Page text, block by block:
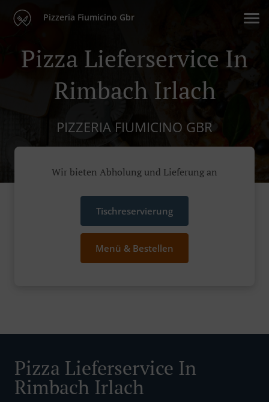
Pizzeria Fiumicino Gbr
Pizza Lieferservice In
Rimbach Irlach
PIZZERIA FIUMICINO GBR
Wir bieten Abholung und Lieferung an
Tischreservierung
Menü & Bestellen
Pizza Lieferservice In
Rimbach Irlach